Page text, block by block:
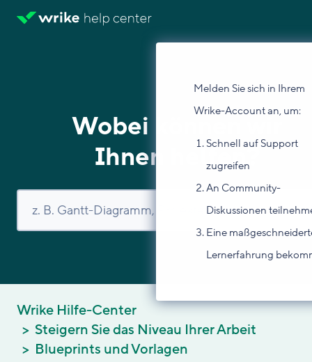
Melden Sie sich in Ihrem
Wrike-Account an, um:
Schnell auf Support
zugreifen
An Community-
Diskussionen
Eine
Lernerfahrung
Wobei können wir
Ihnen helfen?
Wrike Hilfe-Center
Steigern Sie das Niveau Ihrer Arbeit
Blueprints und Vorlagen